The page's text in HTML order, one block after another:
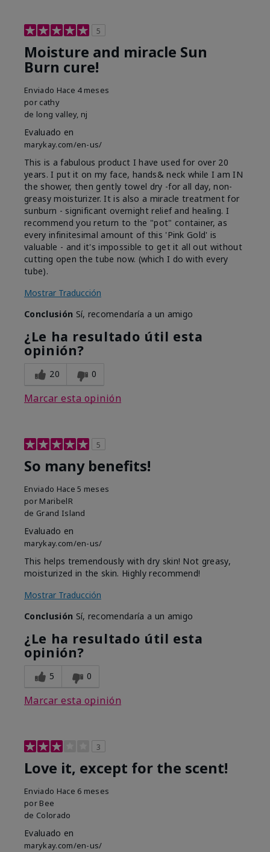
5
Moisture and miracle Sun
Burn cure!
Enviado Hace 4 meses
por cathy
de long valley, nj
Evaluado en
marykay.com/en-us/
This is a fabulous product I have used for over 20
years. I put it on my face, hands& neck while I am IN
the shower, then gently towel dry -for all day, non-
greasy moisturizer. It is also a miracle treatment for
sunburn - significant overnight relief and healing. I
recommend you return to the "pot" container, as
every infinitesimal amount of this 'Pink Gold' is
valuable - and it's impossible to get it all out without
cutting open the tube now. (which I do with every
tube).
Mostrar Traducción
Conclusión Sí, recomendaría a un amigo
¿Le ha resultado útil esta
opinión?
20 0
Marcar esta opinión
5
So many benefits!
Enviado Hace 5 meses
por MaribelR
de Grand Island
Evaluado en
marykay.com/en-us/
This helps tremendously with dry skin! Not greasy,
moisturized in the skin. Highly recommend!
Mostrar Traducción
Conclusión Sí, recomendaría a un amigo
¿Le ha resultado útil esta
opinión?
5 0
Marcar esta opinión
3
Love it, except for the scent!
Enviado Hace 6 meses
por Bee
de Colorado
Evaluado en
marykay.com/en-us/